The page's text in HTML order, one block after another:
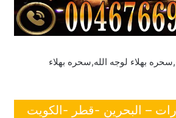
بهلاء لوجه الله,سحره بهلاء
– البحرين -قطر -الكويت